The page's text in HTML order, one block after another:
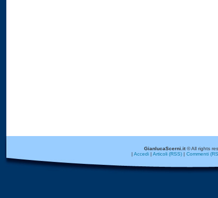
GianlucaScerni.it© All rights
| Accedi| Articoli (RSS)| Commenti